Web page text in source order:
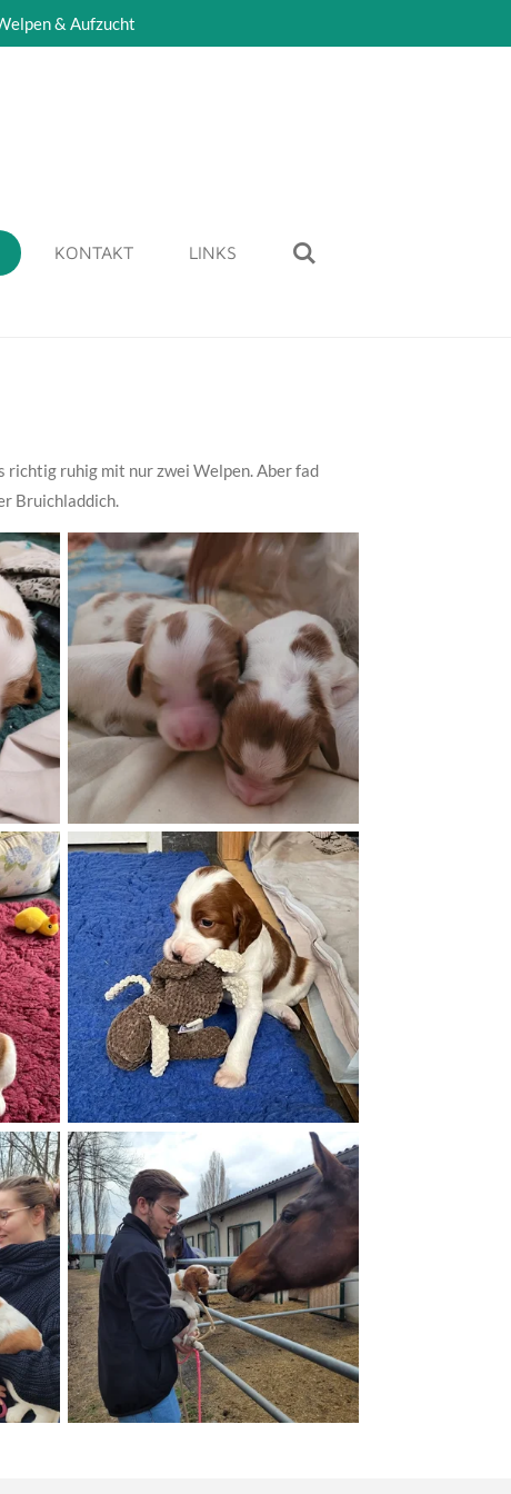
& Aufzucht
KONTAKT LINKS
richtig ruhig mit nur zwei Welpen. Aber fad
Bruichladdich.